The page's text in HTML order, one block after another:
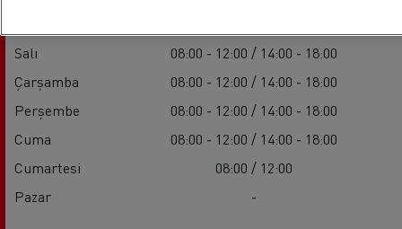
Salı
08:00 - 12:00 / 14:00 - 18:00
Çarşamba
08:00 - 12:00 / 14:00 - 18:00
Perşembe
08:00 - 12:00 / 14:00 - 18:00
Cuma
08:00 - 12:00 / 14:00 - 18:00
Cumartesi
08:00 / 12:00
Pazar
-